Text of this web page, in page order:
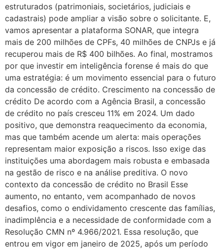
estruturados (patrimoniais, societários, judiciais e
cadastrais) pode ampliar a visão sobre o solicitante. E,
vamos apresentar a plataforma SONAR, que integra
mais de 200 milhões de CPFs, 40 milhões de CNPJs e já
recuperou mais de R$ 400 bilhões. Ao final, mostramos
por que investir em inteligência forense é mais do que
uma estratégia: é um movimento essencial para o futuro
da concessão de crédito. Crescimento na concessão de
crédito De acordo com a Agência Brasil, a concessão
de crédito no país cresceu 11% em 2024. Um dado
positivo, que demonstra reaquecimento da economia,
mas que também acende um alerta: mais operações
representam maior exposição a riscos. Isso exige das
instituições uma abordagem mais robusta e embasada
na gestão de risco e na análise preditiva. O novo
contexto da concessão de crédito no Brasil Esse
aumento, no entanto, vem acompanhado de novos
desafios, como o endividamento crescente das famílias,
inadimplência e a necessidade de conformidade com a
Resolução CMN nº 4.966/2021. Essa resolução, que
entrou em vigor em janeiro de 2025, após um período